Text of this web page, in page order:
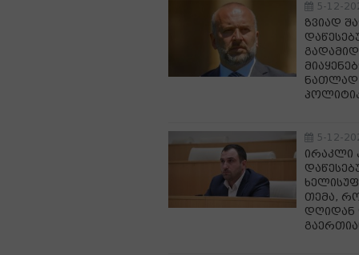
5-12-
ზვიად
ნათლად
5-12-
ირაკლი
თემა,
დღიდან